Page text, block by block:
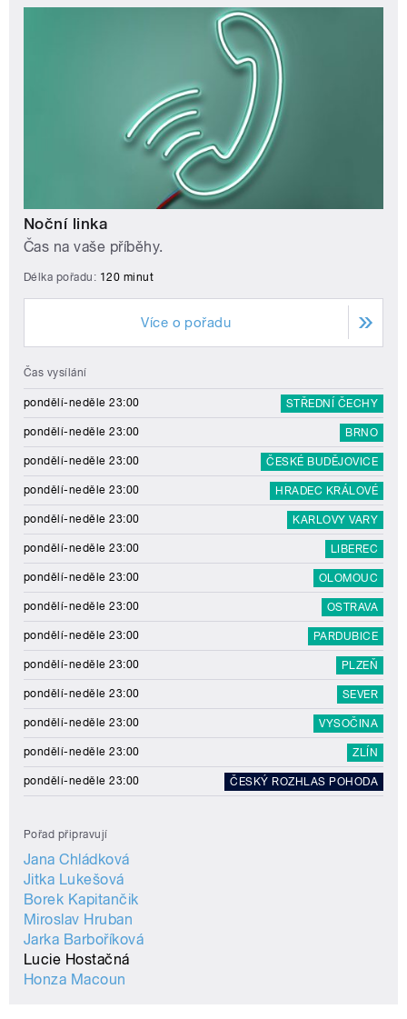
Noční linka
Čas na vaše příběhy.
Délka pořadu: 120 minut
Více o pořadu
Čas vysílání
pondělí-neděle 23:00 STŘEDNÍ ČECHY
pondělí-neděle 23:00 BRNO
pondělí-neděle 23:00 ČESKÉ BUDĚJOVICE
pondělí-neděle 23:00 HRADEC KRÁLOVÉ
pondělí-neděle 23:00 KARLOVY VARY
pondělí-neděle 23:00 LIBEREC
pondělí-neděle 23:00 OLOMOUC
pondělí-neděle 23:00 OSTRAVA
pondělí-neděle 23:00 PARDUBICE
pondělí-neděle 23:00 PLZEŇ
pondělí-neděle 23:00 SEVER
pondělí-neděle 23:00 VYSOČINA
pondělí-neděle 23:00 ZLÍN
pondělí-neděle 23:00 ČESKÝ ROZHLAS POHODA
Pořad připravují
Jana Chládková
Jitka Lukešová
Borek Kapitančik
Miroslav Hruban
Jarka Barboříková
Lucie Hostačná
Honza Macoun